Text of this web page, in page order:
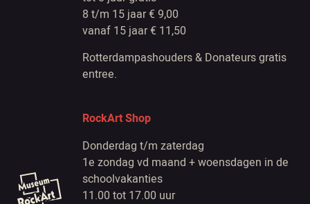
8 t/m 15 jaar € 9,00
vanaf 15 jaar € 11,50
Rotterdampashouders & Donateurs gratis
entree.
RockArt Shop
Donderdag t/m zaterdag
1e zondag vd maand + woensdagen in de
schoolvakanties
11.00 tot 17.00 uur